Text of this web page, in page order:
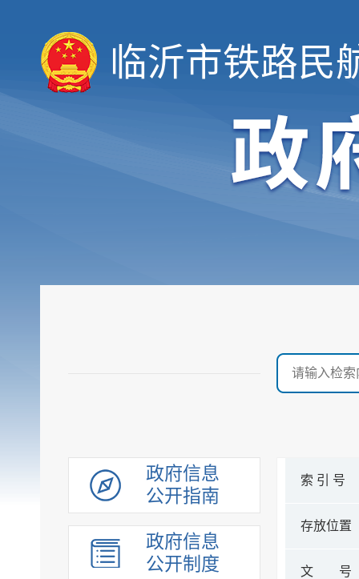
临沂市铁路民
政府信息
公开指南
政府信息
公开制度
索 引 号
存放位置
文 号